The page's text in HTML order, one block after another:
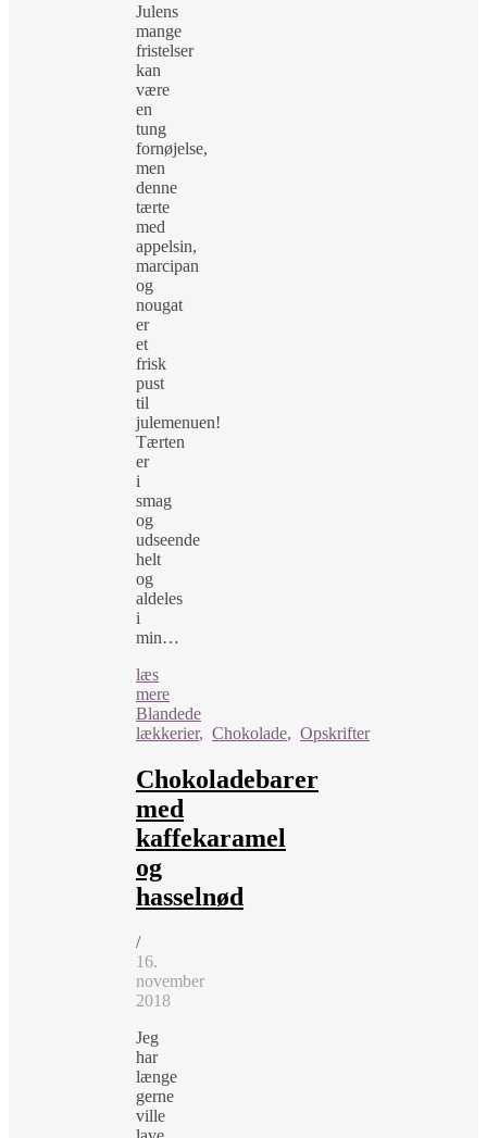
Julens
mange
fristelser
kan
være
en
tung
fornøjelse,
men
denne
tærte
med
appelsin,
marcipan
og
nougat
er
et
frisk
pust
til
julemenuen!
Tærten
er
i
smag
og
udseende
helt
og
aldeles
i
min…
læs
mere
Blandede
lækkerier, Chokolade, Opskrifter
Chokoladebarer
med
kaffekaramel
og
hasselnød
/
16.
november
2018
Jeg
har
længe
gerne
ville